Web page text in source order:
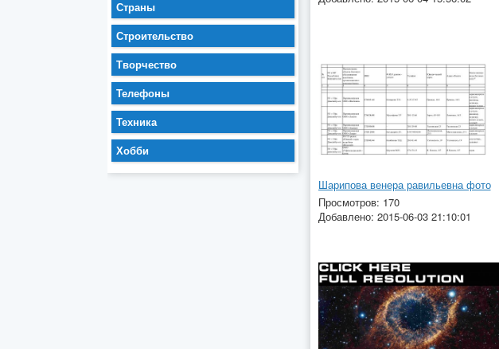
Шарипова венера равильевна фото
Просмотров: 170
Добавлено: 2015-06-03 21:10:01
Страны
Строительство
Творчество
Телефоны
Техника
Хобби